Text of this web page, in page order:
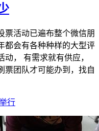
票活动已遍布整个微信朋
都会有各种种样的大型评
， 有需求就有供应，
票团队才可能办到，找自
行